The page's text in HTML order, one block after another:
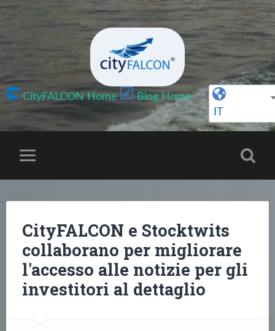
CityFALCON Home
Blog Home
IT
CityFALCON e Stocktwits
collaborano per migliorare
l'accesso alle notizie per gli
investitori al dettaglio